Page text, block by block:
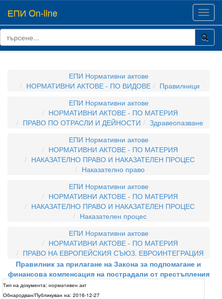
ЕПИ On-line
ЕПИ Нормативни актове
НОРМАТИВНИ АКТОВЕ - ПО ВИДОВЕ
Правилници
ЕПИ Нормативни актове
НОРМАТИВНИ АКТОВЕ - ПО МАТЕРИЯ
ПРАВО ПО ОТРАСЛИ И ДЕЙНОСТИ
Здравеопазване
ЕПИ Нормативни актове
НОРМАТИВНИ АКТОВЕ - ПО МАТЕРИЯ
НАКАЗАТЕЛНО ПРАВО И НАКАЗАТЕЛЕН ПРОЦЕС
Наказателно право
ЕПИ Нормативни актове
НОРМАТИВНИ АКТОВЕ - ПО МАТЕРИЯ
НАКАЗАТЕЛНО ПРАВО И НАКАЗАТЕЛЕН ПРОЦЕС
Наказателен процес
ЕПИ Нормативни актове
НОРМАТИВНИ АКТОВЕ - ПО МАТЕРИЯ
ПРАВО НА ЕВРОПЕЙСКИЯ СЪЮЗ. ЕВРОИНТЕГРАЦИЯ
Правилник за прилагане на Закона за подпомагане и
финансова компенсация на пострадали от престъпления
Тип на документа: нормативен акт
Обнародван/Публикуван на: 2016-12-27